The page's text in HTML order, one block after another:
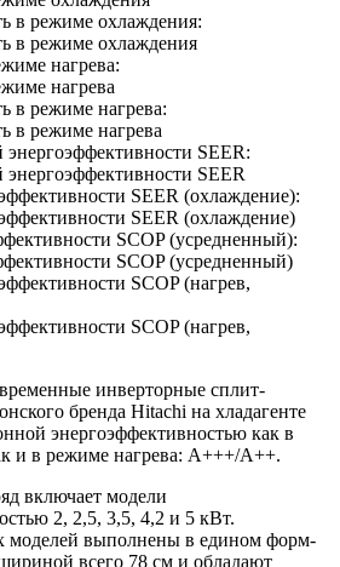
в режиме охлаждения:
в режиме охлаждения
нагрева:
нагрева
в режиме нагрева:
в режиме нагрева
SEER:
SEER
SEER (охлаждение):
SEER (охлаждение)
SCOP (усредненный):
SCOP (усредненный)
SCOP (нагрев,
SCOP (нагрев,
инверторные сплит-
бренда Hitachi на хладагенте
энергоэффективностью как в
и в режиме нагрева: А+++/A++.
включает модели
2, 2,5, 3,5, 4,2 и 5 кВт.
моделей выполнены в едином форм-
всего 78 см и обладают